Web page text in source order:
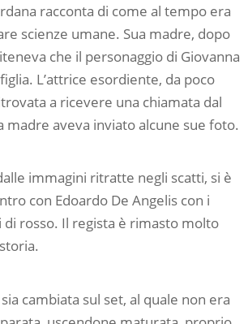
racconta di come al tempo era
scienze umane. Sua madre, dopo
che il personaggio di Giovanna
L’attrice esordiente, da poco
a ricevere una chiamata dal
madre aveva inviato alcune sue foto.
immagini ritratte negli scatti, si è
con Edoardo De Angelis con i
di rosso. Il regista è rimasto molto
cambiata sul set, al quale non era